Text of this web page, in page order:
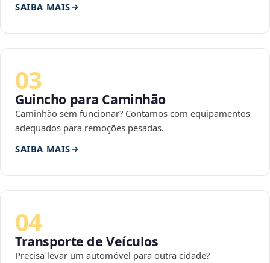
SAIBA MAIS
03
Guincho para Caminhão
Caminhão sem funcionar? Contamos com equipamentos
adequados para remoções pesadas.
SAIBA MAIS
04
Transporte de Veículos
Precisa levar um automóvel para outra cidade?